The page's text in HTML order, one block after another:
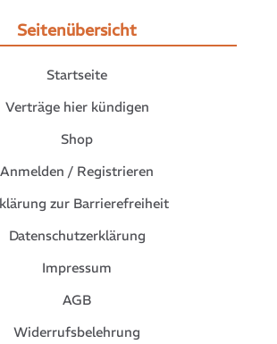
Seitenübersicht
Startseite
Verträge hier kündigen
Shop
Anmelden / Registrieren
zur Barrierefreiheit
Datenschutzerklärung
Impressum
AGB
Widerrufsbelehrung